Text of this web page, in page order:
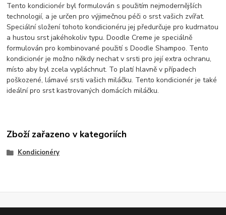
Tento kondicionér byl formulován s použitím nejmodernějších
technologií, a je určen pro výjimečnou péči o srst vašich zvířat.
Speciální složení tohoto kondicionéru jej předurčuje pro kudrnatou
a hustou srst jakéhokoliv typu. Doodle Creme je speciálně
formulován pro kombinované použití s Doodle Shampoo. Tento
kondicionér je možno někdy nechat v srsti pro její extra ochranu,
místo aby byl zcela vypláchnut. To platí hlavně v případech
poškozené, lámavé srsti vašich miláčku. Tento kondicionér je také
ideální pro srst kastrovaných domácích miláčku.
Zboží zařazeno v kategoriích
Kondicionéry